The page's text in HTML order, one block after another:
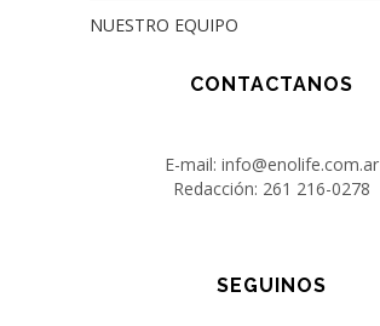
NUESTRO EQUIPO
CONTACTANOS
E-mail: info@enolife.com.ar
Redacción: 261 216-0278
SEGUINOS